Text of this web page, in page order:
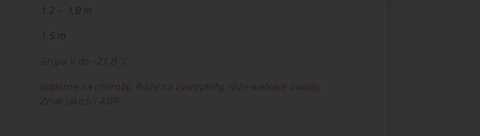
1,2 – 1,8 m
1,5 m
Grupa V do -21,8°C
odporne na choroby, Róże na żywopłoty, róże wabiące owady,
Znak jakości ADR